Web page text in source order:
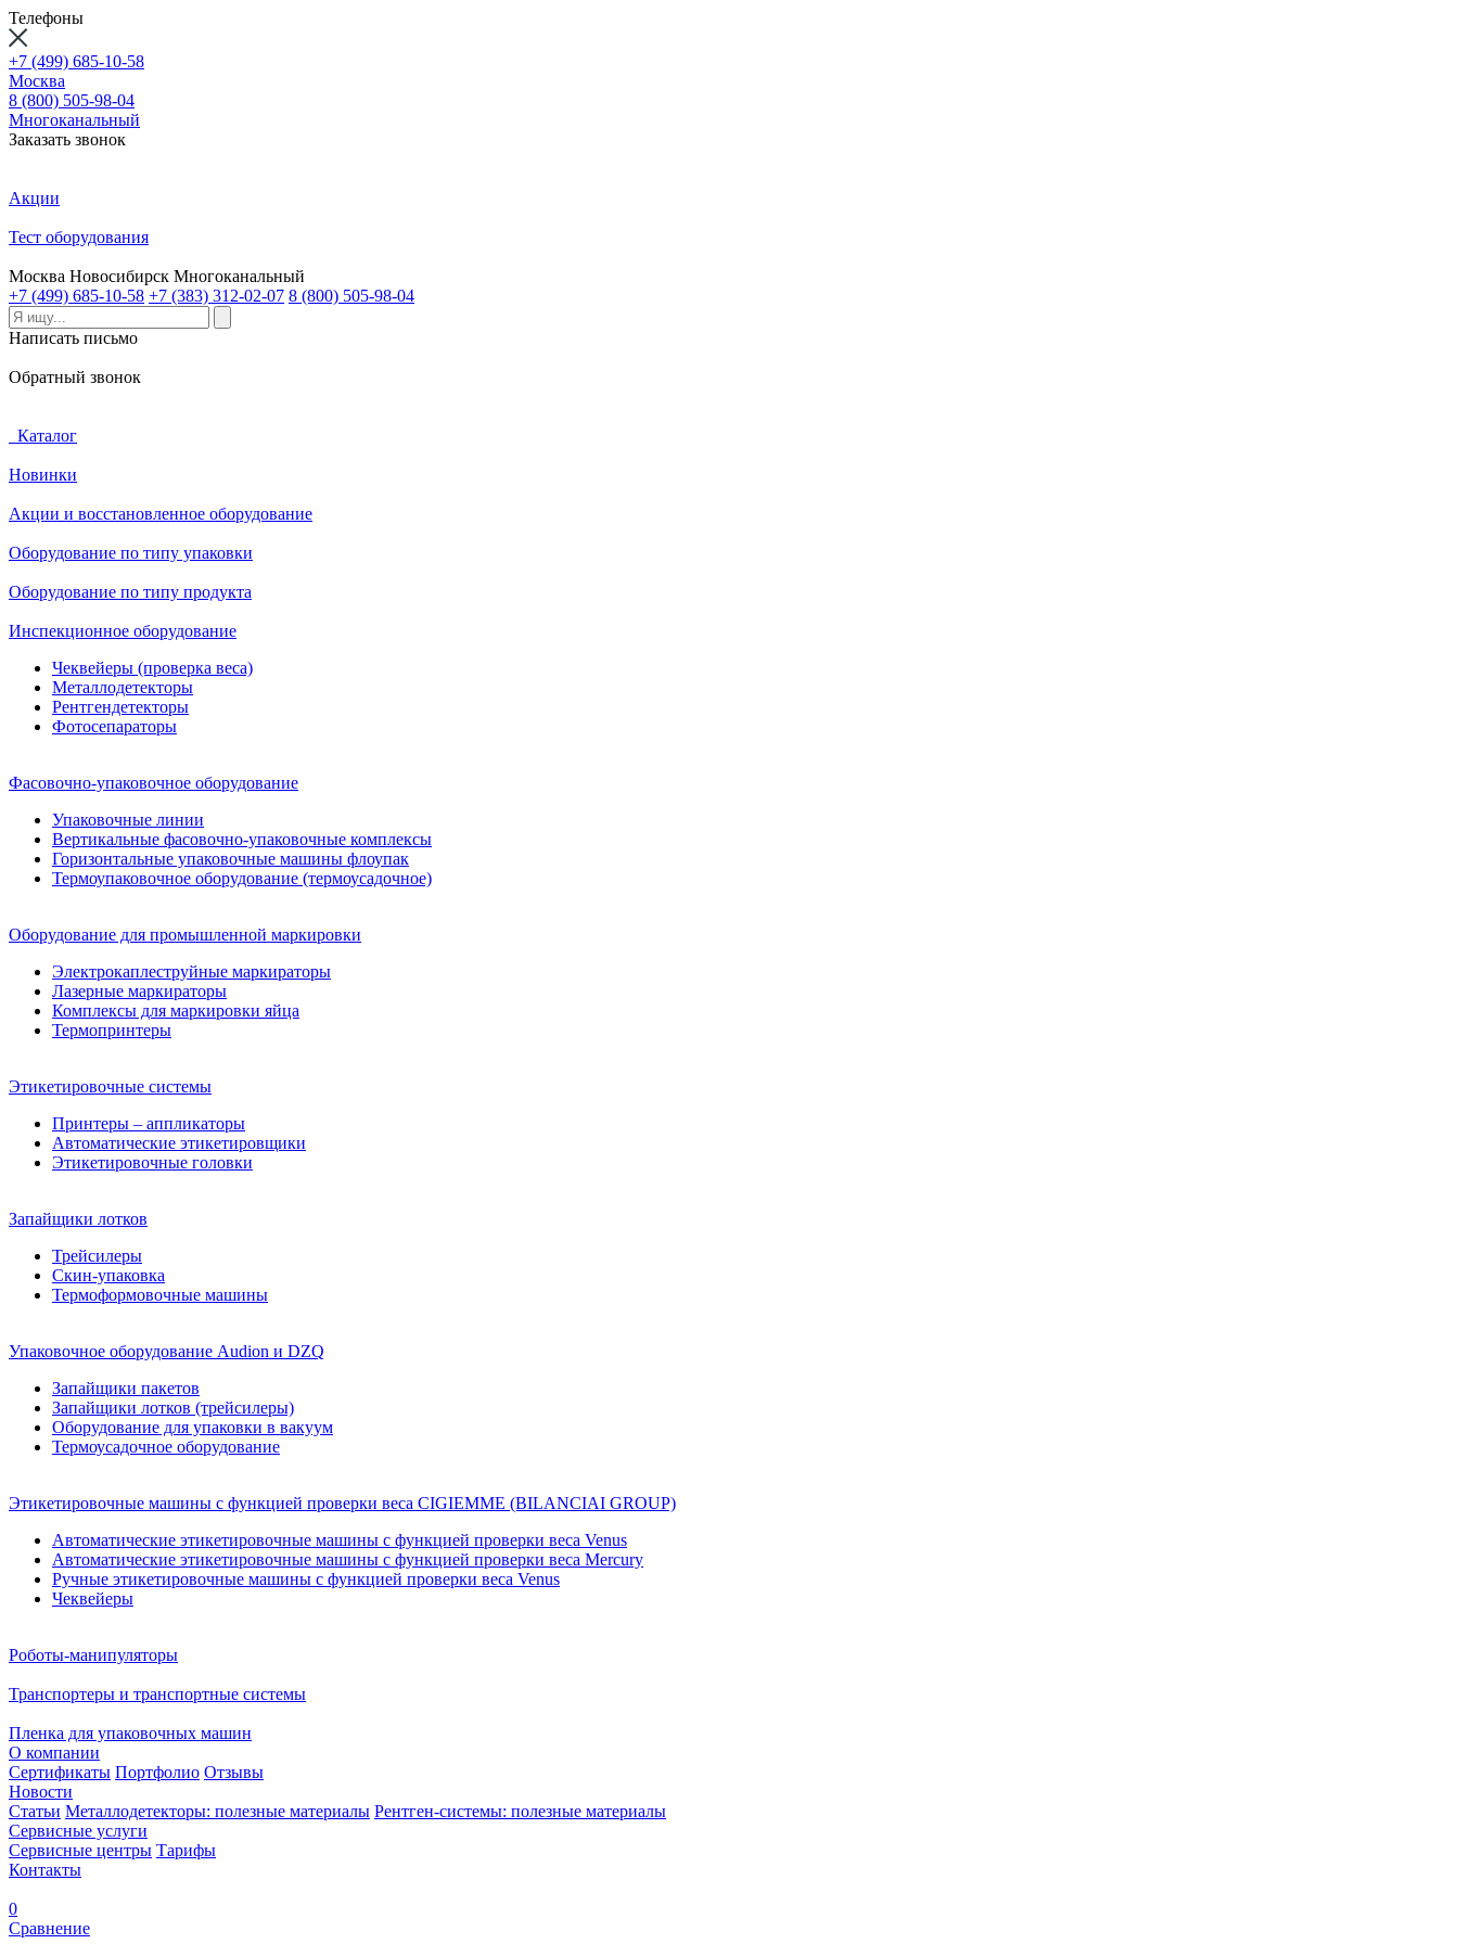
Телефоны
+7 (499) 685-10-58
Москва
8 (800) 505-98-04
Многоканальный
Заказать звонок
Акции
Тест оборудования
Москва Новосибирск Многоканальный
+7 (499) 685-10-58 +7 (383) 312-02-07 8 (800) 505-98-04
Написать письмо
Обратный звонок
Каталог
Новинки
Акции и восстановленное оборудование
Оборудование по типу упаковки
Оборудование по типу продукта
Инспекционное оборудование
Чеквейеры (проверка веса)
Металлодетекторы
Рентгендетекторы
Фотосепараторы
Фасовочно-упаковочное оборудование
Упаковочные линии
Вертикальные фасовочно-упаковочные комплексы
Горизонтальные упаковочные машины флоупак
Термоупаковочное оборудование (термоусадочное)
Оборудование для промышленной маркировки
Электрокаплеструйные маркираторы
Лазерные маркираторы
Комплексы для маркировки яйца
Термопринтеры
Этикетировочные системы
Принтеры – аппликаторы
Автоматические этикетировщики
Этикетировочные головки
Запайщики лотков
Трейсилеры
Скин-упаковка
Термоформовочные машины
Упаковочное оборудование Audion и DZQ
Запайщики пакетов
Запайщики лотков (трейсилеры)
Оборудование для упаковки в вакуум
Термоусадочное оборудование
Этикетировочные машины с функцией проверки веса CIGIEMME (BILANCIAI GROUP)
Автоматические этикетировочные машины с функцией проверки веса Venus
Автоматические этикетировочные машины с функцией проверки веса Mercury
Ручные этикетировочные машины с функцией проверки веса Venus
Чеквейеры
Роботы-манипуляторы
Транспортеры и транспортные системы
Пленка для упаковочных машин
О компании
Сертификаты Портфолио Отзывы
Новости
Статьи Металлодетекторы: полезные материалы Рентген-системы: полезные материалы
Сервисные услуги
Сервисные центры Тарифы
Контакты
0
Сравнение